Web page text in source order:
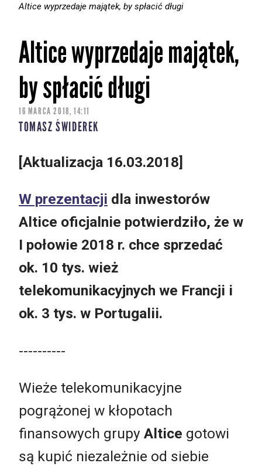
Altice wyprzedaje majątek, by spłacić długi
Altice wyprzedaje majątek,
by spłacić długi
16 MARCA 2018, 14:11
TOMASZ ŚWIDEREK
[Aktualizacja 16.03.2018]
W prezentacji dla inwestorów
Altice oficjalnie potwierdziło, że w
I połowie 2018 r. chce sprzedać
ok. 10 tys. wież
telekomunikacyjnych we Francji i
ok. 3 tys. w Portugalii.
----------
Wieże telekomunikacyjne
pogrążonej w kłopotach
finansowych grupy Altice gotowi
są kupić niezależnie od siebie